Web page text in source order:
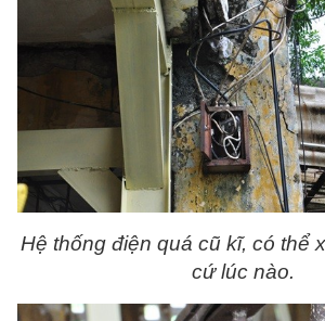
Hệ thống điện quá cũ kĩ, có thể
cứ lúc nào.